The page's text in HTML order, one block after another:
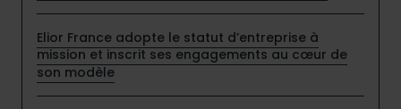
Elior France adopte le statut d’entreprise à
mission et inscrit ses engagements au cœur de
son modèle